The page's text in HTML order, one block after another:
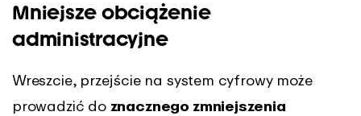
Mniejsze obciążenie
administracyjne
Wreszcie, przejście na system cyfrowy może
prowadzić do znacznego zmniejszenia